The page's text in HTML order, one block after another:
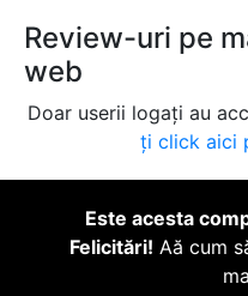
Review-uri pe
web
Doar userii logați au
ți click aici
Este acesta
Felicitări! Aă cum